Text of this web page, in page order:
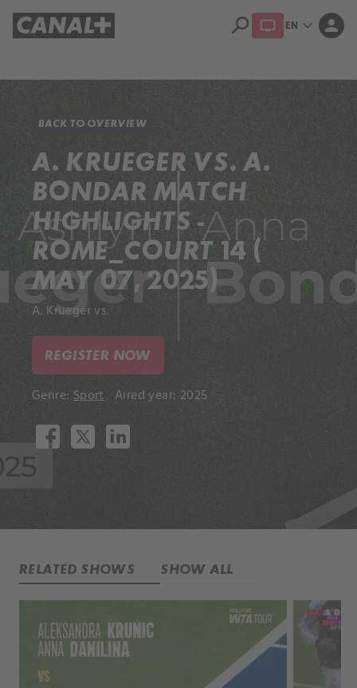
search EN expand_more person
BACK TO OVERVIEW
A. KRUEGER VS. A.
BONDAR MATCH
HIGHLIGHTS -
ROME_COURT 14 (
MAY 07, 2025)
A. Krueger vs.
REGISTER NOW
Genre: Sport Aired year: 2025
RELATED SHOWS SHOW ALL